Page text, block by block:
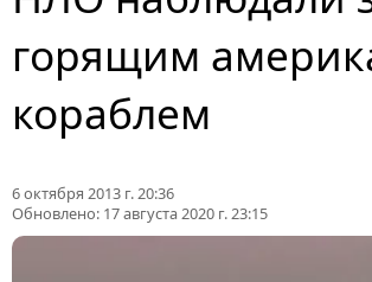
горящим
кораблем
6 октября 2013 г. 20:36
Обновлено: 17 августа 2020 г. 23:15